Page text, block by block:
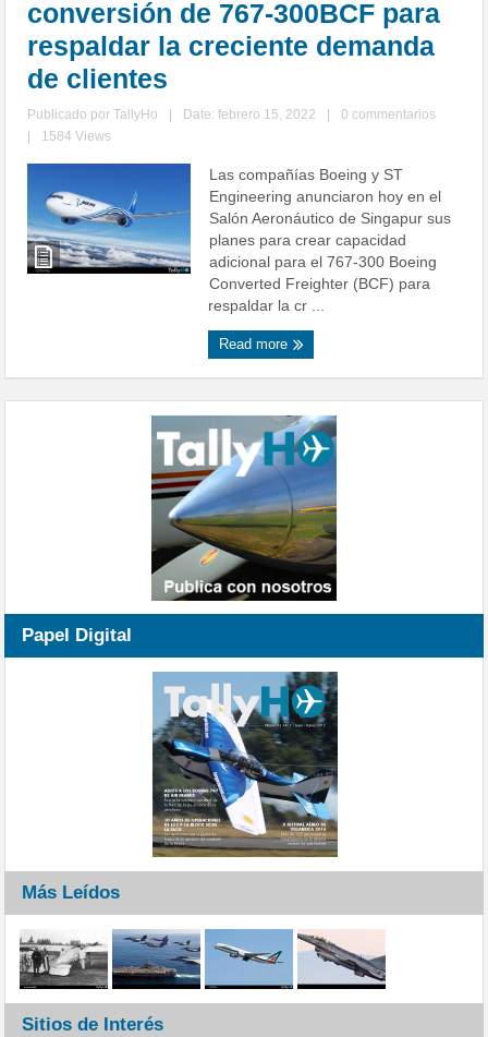
conversión de 767-300BCF para
respaldar la creciente demanda
de clientes
Publicado porTallyHo Date: febrero 15, 2022
0 commentarios
1584 Views
Las compañías Boeing y ST
Engineering anunciaron hoy en el
Salón Aeronáutico de Singapur sus
planes para crear capacidad
adicional para el 767-300 Boeing
Converted Freighter (BCF) para
respaldar la cr ...
Read more
Papel Digital
Más Leídos
Sitios de Interés